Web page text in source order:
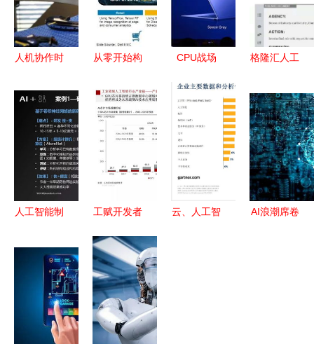
人机协作时
电动夹具与
人工智能应
用软件的融
合
从零开始构
件 一本实
用的起步指
南
CPU战场
厂商竞逐人
工智能应用
软件开发
格隆汇人工
件开发 技
术与场景驱
动的投资新
引擎
人工智能制
研究报告
人工智能应
用软件开发
的关键驱动
与未来展望
工赋开发者
人工智能在
工业领域的
应用与软件
开发实践
云、人工智
AI浪潮席卷